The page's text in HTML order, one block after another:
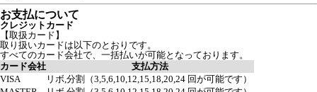
お支払について
クレジットカード
【取扱カード】
取り扱いカードは以下のとおりです。
すべてのカード会社で、一括払いが可能となっております。
カード会社
支払方法
VISA
リボ,分割（3,5,6,10,12,15,18,20,24 回が可能です）